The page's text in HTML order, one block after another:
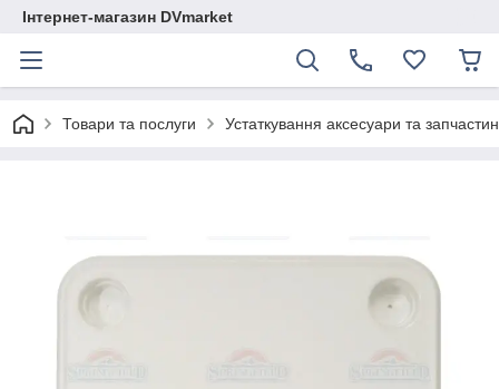
Інтернет-магазин DVmarket
Товари та послуги Устаткування аксесуари та